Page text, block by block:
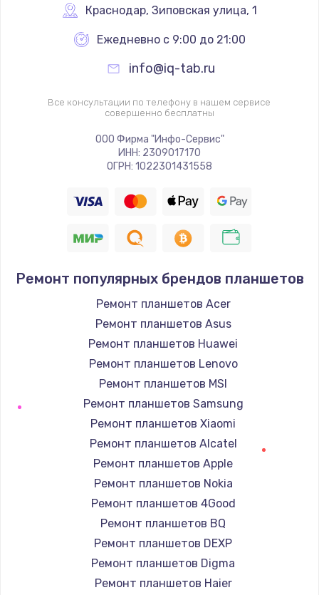
Замена стекла
от 1290 руб.
Заказать
Замена контроллера питания
Заказать
Замена тачпада
Заказать
Замена северного моста
от 2600 руб.
Заказать
Замена южного моста
от 2600 руб.
Заказать
Ремонт петель крышки
от 990 руб.
Заказать
Ремонт разъема питания
от 1745 руб.
Краснодар, Зиповская улица, 1
Ежедневно с 9:00 до 21:00
info@iq-tab.ru
Все консультации по телефону в нашем сервисе
совершенно бесплатны
ООО Фирма "Инфо-Сервис"
ИНН: 2309017170
ОГРН: 1022301431558
Ремонт популярных брендов планшетов
Ремонт планшетов Acer
Ремонт планшетов Asus
Ремонт планшетов Huawei
Ремонт планшетов Lenovo
Ремонт планшетов MSI
Ремонт планшетов Samsung
Ремонт планшетов Xiaomi
Ремонт планшетов Alcatel
Ремонт планшетов Apple
Ремонт планшетов Nokia
Ремонт планшетов 4Good
Ремонт планшетов BQ
Ремонт планшетов DEXP
Ремонт планшетов Digma
Ремонт планшетов Haier